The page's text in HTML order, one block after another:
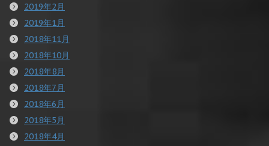
2019年2月
2019年1月
2018年11月
2018年10月
2018年8月
2018年7月
2018年6月
2018年5月
2018年4月